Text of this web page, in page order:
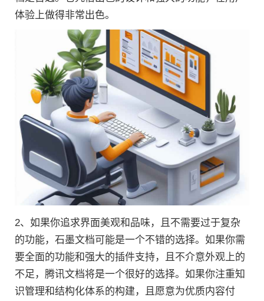
体验上做得非常出色。
2、如果你追求界面美观和品味，且不需要过于复杂
的功能，石墨文档可能是一个不错的选择。如果你需
要全面的功能和强大的插件支持，且不介意外观上的
不足，腾讯文档将是一个很好的选择。如果你注重知
识管理和结构化体系的构建，且愿意为优质内容付